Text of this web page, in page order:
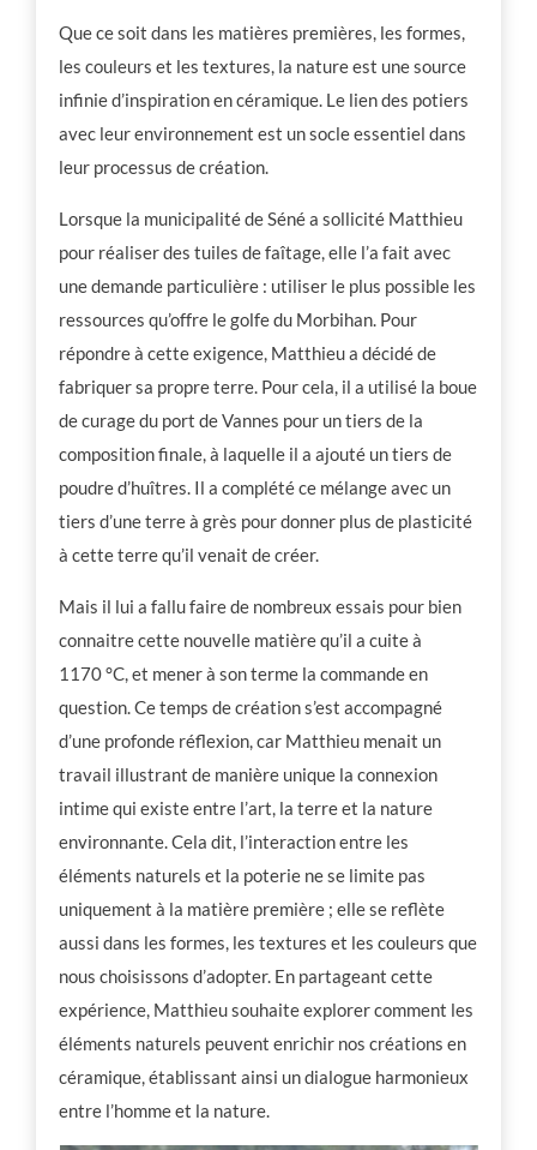
Que ce soit dans les matières premières, les formes,
les couleurs et les textures, la nature est une source
infinie d’inspiration en céramique. Le lien des potiers
avec leur environnement est un socle essentiel dans
leur processus de création.
Lorsque la municipalité de Séné a sollicité Matthieu
pour réaliser des tuiles de faîtage, elle l’a fait avec
une demande particulière : utiliser le plus possible les
ressources qu’offre le golfe du Morbihan. Pour
répondre à cette exigence, Matthieu a décidé de
fabriquer sa propre terre. Pour cela, il a utilisé la boue
de curage du port de Vannes pour un tiers de la
composition finale, à laquelle il a ajouté un tiers de
poudre d’huîtres. Il a complété ce mélange avec un
tiers d’une terre à grès pour donner plus de plasticité
à cette terre qu’il venait de créer.
Mais il lui a fallu faire de nombreux essais pour bien
connaitre cette nouvelle matière qu’il a cuite à
1170 °C, et mener à son terme la commande en
question. Ce temps de création s’est accompagné
d’une profonde réflexion, car Matthieu menait un
travail illustrant de manière unique la connexion
intime qui existe entre l’art, la terre et la nature
environnante. Cela dit, l’interaction entre les
éléments naturels et la poterie ne se limite pas
uniquement à la matière première ; elle se reflète
aussi dans les formes, les textures et les couleurs que
nous choisissons d’adopter. En partageant cette
expérience, Matthieu souhaite explorer comment les
éléments naturels peuvent enrichir nos créations en
céramique, établissant ainsi un dialogue harmonieux
entre l’homme et la nature.